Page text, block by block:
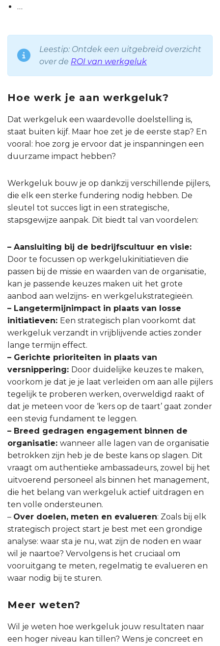
…
Leestip: Ontdek een uitgebreid overzicht
over de ROI van werkgeluk
Hoe werk je aan werkgeluk?
Dat werkgeluk een waardevolle doelstelling is,
staat buiten kijf. Maar hoe zet je de eerste stap? En
vooral: hoe zorg je ervoor dat je inspanningen een
duurzame impact hebben?
Werkgeluk bouw je op dankzij verschillende pijlers,
die elk een sterke fundering nodig hebben. De
sleutel tot succes ligt in een strategische,
stapsgewijze aanpak. Dit biedt tal van voordelen:
– Aansluiting bij de bedrijfscultuur en visie:
Door te focussen op werkgelukinitiatieven die
passen bij de missie en waarden van de organisatie,
kan je passende keuzes maken uit het grote
aanbod aan welzijns- en werkgelukstrategieën.
– Langetermijnimpact in plaats van losse
initiatieven: Een strategisch plan voorkomt dat
werkgeluk verzandt in vrijblijvende acties zonder
lange termijn effect.
– Gerichte prioriteiten in plaats van
versnippering: Door duidelijke keuzes te maken,
voorkom je dat je je laat verleiden om aan alle pijlers
tegelijk te proberen werken, overweldigd raakt of
dat je meteen voor de ‘kers op de taart’ gaat zonder
een stevig fundament te leggen.
– Breed gedragen engagement binnen de
organisatie: wanneer alle lagen van de organisatie
betrokken zijn heb je de beste kans op slagen. Dit
vraagt om authentieke ambassadeurs, zowel bij het
uitvoerend personeel als binnen het management,
die het belang van werkgeluk actief uitdragen en
ten volle ondersteunen.
– Over doelen, meten en evalueren: Zoals bij elk
strategisch project start je best met een grondige
analyse: waar sta je nu, wat zijn de noden en waar
wil je naartoe? Vervolgens is het cruciaal om
vooruitgang te meten, regelmatig te evalueren en
waar nodig bij te sturen.
Meer weten?
Wil je weten hoe werkgeluk jouw resultaten naar
een hoger niveau kan tillen? Wens je concreet en